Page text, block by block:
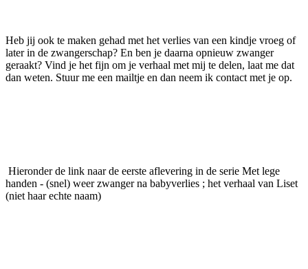
Heb jij ook te maken gehad met het verlies van een kindje vroeg of
later in de zwangerschap? En ben je daarna opnieuw zwanger
geraakt? Vind je het fijn om je verhaal met mij te delen, laat me dat
dan weten. Stuur me een mailtje en dan neem ik contact met je op.
Hieronder de link naar de eerste aflevering in de serie Met lege
handen - (snel) weer zwanger na babyverlies ; het verhaal van Liset
(niet haar echte naam)